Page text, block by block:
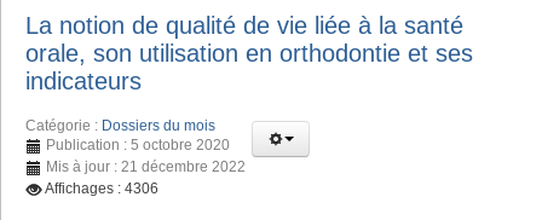
La notion de qualité de vie liée à la santé
orale, son utilisation en orthodontie et ses
indicateurs
Catégorie : Dossiers du mois
Publication : 5 octobre 2020
Mis à jour : 21 décembre 2022
Affichages : 4306